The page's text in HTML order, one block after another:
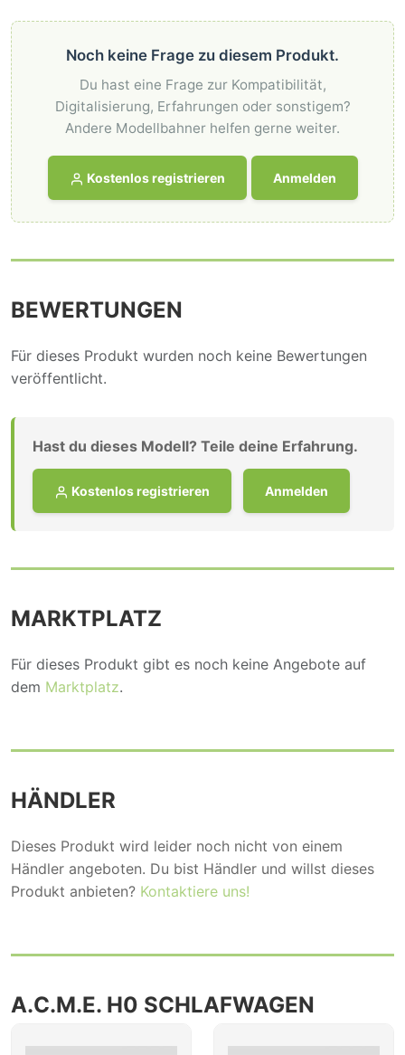
Noch keine Frage zu diesem Produkt.
Du hast eine Frage zur Kompatibilität,
Digitalisierung, Erfahrungen oder sonstigem?
Andere Modellbahner helfen gerne weiter.
Kostenlos registrieren Anmelden
BEWERTUNGEN
Für dieses Produkt wurden noch keine Bewertungen
veröffentlicht.
Hast du dieses Modell? Teile deine Erfahrung.
Kostenlos registrieren Anmelden
MARKTPLATZ
Für dieses Produkt gibt es noch keine Angebote auf
dem Marktplatz.
HÄNDLER
Dieses Produkt wird leider noch nicht von einem
Händler angeboten. Du bist Händler und willst dieses
Produkt anbieten? Kontaktiere uns!
A.C.M.E. H0 SCHLAFWAGEN